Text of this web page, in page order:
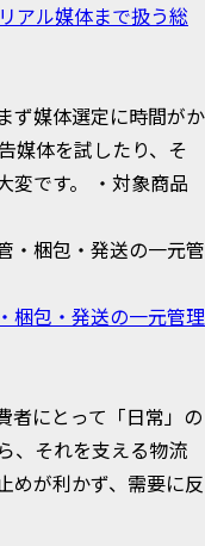
アル媒体まで扱う総
ず媒体選定に時間がか
媒体を試したり、そ
変です。 ・対象商品
梱包・発送の一元管理
者にとって「日常」の
、それを支える物流
めが利かず、需要に反